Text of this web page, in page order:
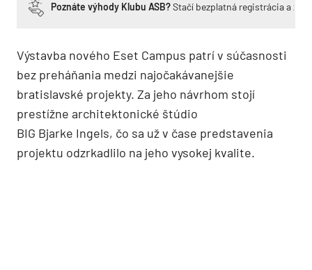
Poznáte výhody Klubu ASB?Stačí bezplatná registrácia a
Výstavba nového Eset Campus patrí v súčasnosti
bez preháňania medzi najočakávanejšie
bratislavské projekty. Za jeho návrhom stojí
prestížne architektonické štúdio
BIG Bjarke Ingels, čo sa už v čase predstavenia
projektu odzrkadlilo na jeho vysokej kvalite.